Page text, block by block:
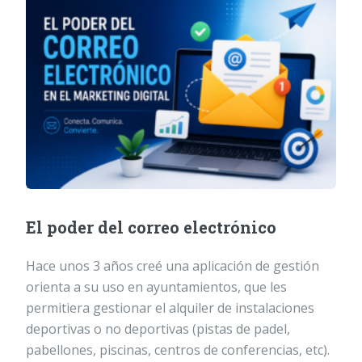
El poder del correo electrónico
Hace unos 3 años creé una aplicación de gestión
orienta a su uso en ayuntamientos, que les
permitiera gestionar el alquiler de instalaciones
deportivas o no deportivas (pistas de padel,
pabellones, piscinas, centros de conferencias, etc).